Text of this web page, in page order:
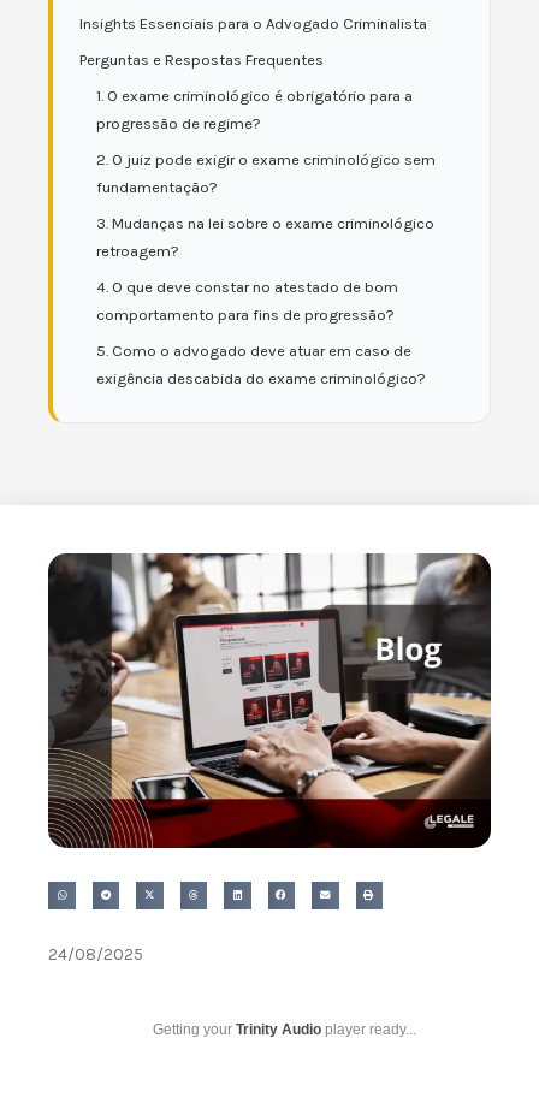
Insights Essenciais para o Advogado Criminalista
Perguntas e Respostas Frequentes
1. O exame criminológico é obrigatório para a
progressão de regime?
2. O juiz pode exigir o exame criminológico sem
fundamentação?
3. Mudanças na lei sobre o exame criminológico
retroagem?
4. O que deve constar no atestado de bom
comportamento para fins de progressão?
5. Como o advogado deve atuar em caso de
exigência descabida do exame criminológico?
24/08/2025
Getting your Trinity Audio player ready...